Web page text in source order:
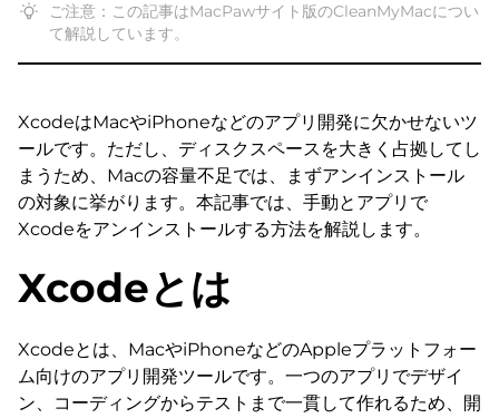
ご注意：この記事はMacPawサイト版のCleanMyMacについ
て解説しています。
XcodeはMacやiPhoneなどのアプリ開発に欠かせないツ
ールです。ただし、ディスクスペースを大きく占拠してし
まうため、Macの容量不足では、まずアンインストール
の対象に挙がります。本記事では、手動とアプリで
Xcodeをアンインストールする方法を解説します。
Xcodeとは
Xcodeとは、MacやiPhoneなどのAppleプラットフォー
ム向けのアプリ開発ツールです。一つのアプリでデザイ
ン、コーディングからテストまで一貫して作れるため、開